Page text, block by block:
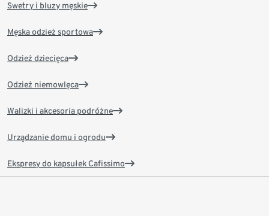
Swetry i bluzy męskie
Męska odzież sportowa
Odzież dziecięca
Odzież niemowlęca
Walizki i akcesoria podróżne
Urządzanie domu i ogrodu
Ekspresy do kapsułek Cafissimo